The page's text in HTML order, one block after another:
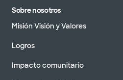
Sobre nosotros
Misión Visión y Valores
Logros
Impacto comunitario